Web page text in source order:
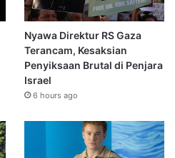
Nyawa Direktur RS Gaza
Terancam, Kesaksian
Penyiksaan Brutal di Penjara
Israel
6 hours ago